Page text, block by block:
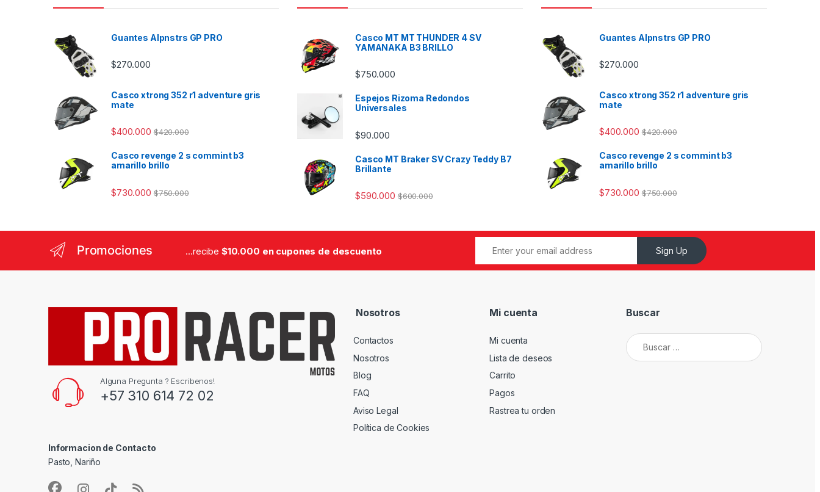
Guantes Alpnstrs GP PRO
$270.000
Casco xtrong 352 r1 adventure gris
mate
$400.000 $420.000
Casco revenge 2 s commint b3
amarillo brillo
$730.000 $750.000
Casco MT MT THUNDER 4 SV
YAMANAKA B3 BRILLO
$750.000
Espejos Rizoma Redondos
Universales
$90.000
Casco MT Braker SV Crazy Teddy B7
Brillante
$590.000 $600.000
Guantes Alpnstrs GP PRO
$270.000
Casco xtrong 352 r1 adventure gris
mate
$400.000 $420.000
Casco revenge 2 s commint b3
amarillo brillo
$730.000 $750.000
Promociones ...recibe $10.000 en cupones de descuento Sign Up
Alguna Pregunta ? Escribenos!
+57 310 614 72 02
Informacion de Contacto
Pasto, Nariño
Nosotros
Contactos
Nosotros
Blog
FAQ
Aviso Legal
Política de Cookies
Mi cuenta
Mi cuenta
Lista de deseos
Carrito
Pagos
Rastrea tu orden
Buscar
Buscar: